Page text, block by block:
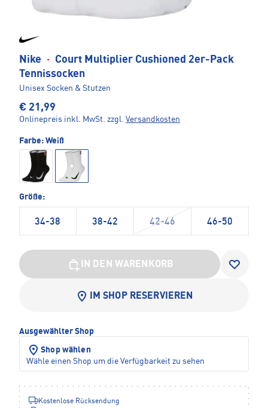
Nike ·
Court Multiplier Cushioned 2er-Pack
Tennissocken
Unisex Socken & Stutzen
€ 21,99
Onlinepreis inkl. MwSt. zzgl. Versandkosten
Farbe: Weiß
Größe:
34-38 38-42 42-46 46-50
IN DEN WARENKORB
IM SHOP RESERVIEREN
Ausgewählter Shop
Shop wählen
Wähle einen Shop um die Verfügbarkeit zu sehen
Kostenlose Rücksendung